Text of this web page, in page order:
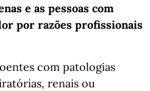
e as pessoas com
por razões profissionais
com patologias
renais ou